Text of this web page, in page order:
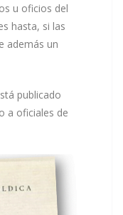
u oficios del
hasta, si las
además un
publicado
a oficiales de